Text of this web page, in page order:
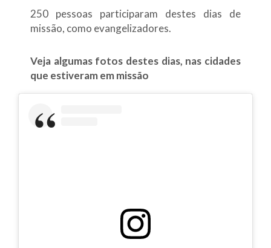
250 pessoas participaram destes dias de
missão, como evangelizadores.
Veja algumas fotos destes dias, nas cidades
que estiveram em missão